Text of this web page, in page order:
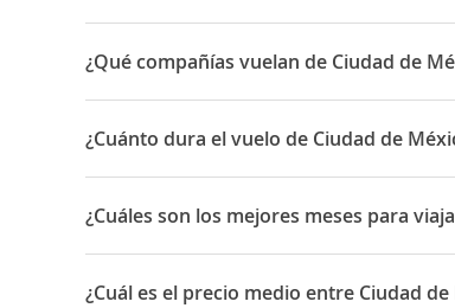
¿Qué compañías vuelan de Ciudad de
Las compañías que vuelan de Ciudad de
¿Cuánto dura el vuelo de Ciudad de
La duración media para viajar entre Ciudad
¿Cuáles son los mejores meses para
Los mejores meses para viajar de Ciudad de
¿Cuál es el precio medio entre Ciudad